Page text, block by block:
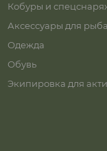
Кобуры и
Аксессуары для
Одежда
Обувь
Экипировка для